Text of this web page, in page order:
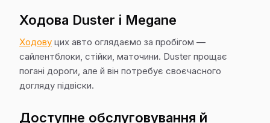
Ходова Duster і Megane
Ходову цих авто оглядаємо за пробігом —
сайлентблоки, стійки, маточини. Duster прощає
погані дороги, але й він потребує своєчасного
догляду підвіски.
Доступне обслуговування й